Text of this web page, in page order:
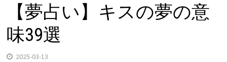
【夢占い】キスの夢の意
味39選
2025-03-13